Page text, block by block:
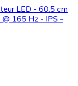
LED - 60.5 cm
165 Hz - IPS -